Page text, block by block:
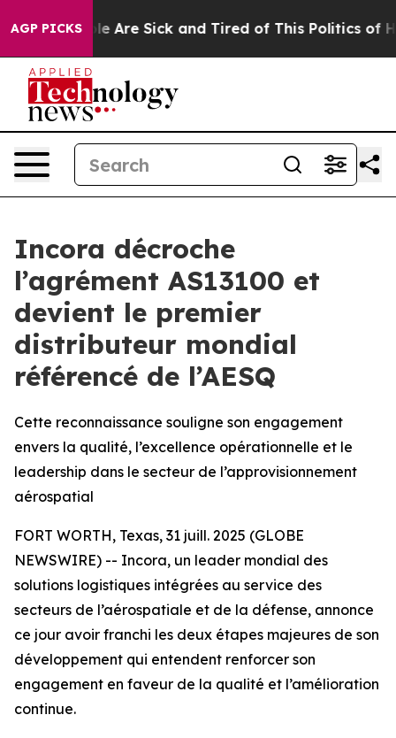
AGP PICKS
“People Are Sick and Tired of This Politics of
Incora décroche
l’agrément AS13100 et
devient le premier
distributeur mondial
référencé de l’AESQ
Cette reconnaissance souligne son engagement
envers la qualité, l’excellence opérationnelle et le
leadership dans le secteur de l’approvisionnement
aérospatial
FORT WORTH, Texas, 31 juill. 2025 (GLOBE
NEWSWIRE) -- Incora, un leader mondial des
solutions logistiques intégrées au service des
secteurs de l’aérospatiale et de la défense, annonce
ce jour avoir franchi les deux étapes majeures de son
développement qui entendent renforcer son
engagement en faveur de la qualité et l’amélioration
continue.